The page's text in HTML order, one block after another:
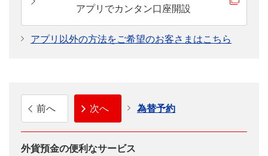
アプリでカンタン口座開設
アプリ以外の方法をご希望のお客さまはこちら
前へ 次へ 為替予約
外貨預金の便利なサービス